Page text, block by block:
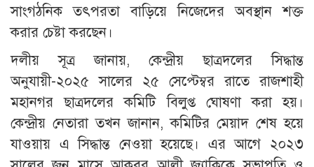
সাংগঠনিক তৎপরতা বাড়িয়ে নিজেদের অবস্থান শক্ত
করার চেষ্টা করছেন।
দলীয় সূত্র জানায়, কেন্দ্রীয় ছাত্রদলের সিদ্ধান্ত
অনুযায়ী-২০২৫ সালের ২৫ সেপ্টেম্বর রাতে রাজশাহী
মহানগর ছাত্রদলের কমিটি বিলুপ্ত ঘোষণা করা হয়।
কেন্দ্রীয় নেতারা তখন জানান, কমিটির মেয়াদ শেষ হয়ে
যাওয়ায় এ সিদ্ধান্ত নেওয়া হয়েছে। এর আগে ২০২৩